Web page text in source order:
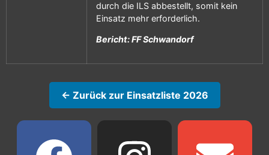
durch die ILS abbestellt, somit kein
Einsatz mehr erforderlich.
Bericht: FF Schwandorf
← Zurück zur Einsatzliste 2026